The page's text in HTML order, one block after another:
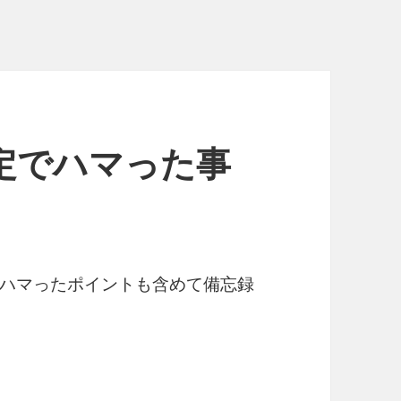
でハマった事
マったポイントも含めて備忘録